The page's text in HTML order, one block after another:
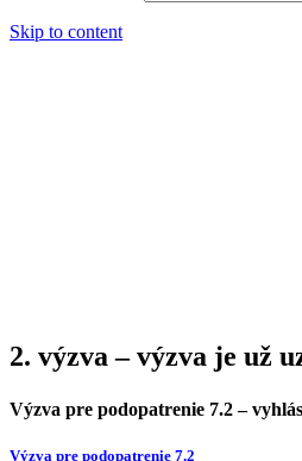
Skip to content
2. výzva – výzva je už
Výzva pre podopatrenie 7.2 –
Výzva pre podopatrenie 7.2